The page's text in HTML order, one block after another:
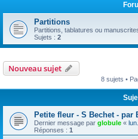
Partitions
Partitions, tablatures ou
Sujets : 2
Nouveau sujet
8 sujets •
Petite fleur - S Bechet - par
Dernier message par globule «
Réponses : 1